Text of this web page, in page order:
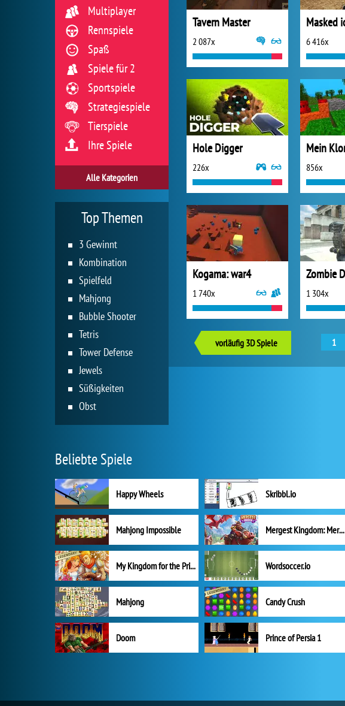
Tavern Master
2 087x
Masked
6 416x
Hole Digger
226x
Mein
856x
Kogama: war4
1 740x
Zombie
1 304x
vorläufig 3D Spiele 1
Multiplayer
Rennspiele
Spaß
Spiele für 2
Sportspiele
Strategiespiele
Tierspiele
Ihre Spiele
Alle Kategorien
Top Themen
3 Gewinnt
Kombination
Spielfeld
Mahjong
Bubble Shooter
Tetris
Tower Defense
Jewels
Süßigkeiten
Obst
Beliebte Spiele
Happy Wheels Skribbl.io
Mahjong Impossible Mergest Kingdom: Merge Puzzle
My Kingdom for the Princess Vollversion Wordsoccer.io
Mahjong Candy Crush
Doom Prince of Persia 1